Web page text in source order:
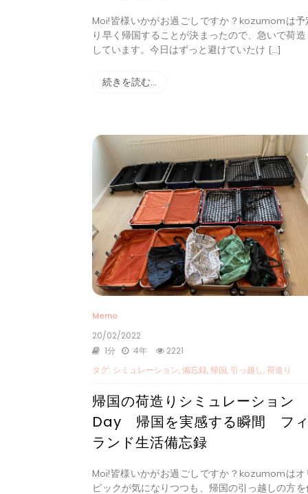
Moi!皆様いかがお過ごしですか？kozumomは予
り早く帰国することが決まったので、急いで荷
しています。今日はずっと避けていたけ […]
続きを読む…
Memo
20/02/2022
1分
4年
2221
タグ: シミュレーション,備忘録, 帰国, 引っ越し,荷造り
帰国の荷造りシミュレーション
Day 帰国を実感する瞬間 フ
ランド生活備忘録
Moi!皆様いかがお過ごしですか？kozumomはオ
ピックが気になりつつも、帰国の引っ越しの方